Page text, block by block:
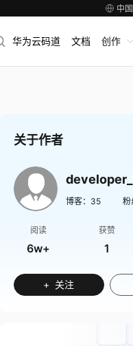
中
华为云码道 文档 创作
关于作者
博客： 35 粉
阅读
6w+
获赞
1
+ 关注